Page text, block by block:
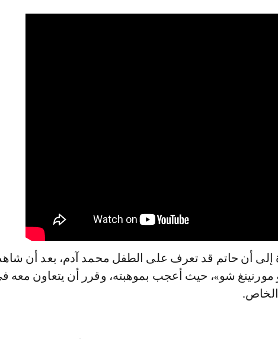
إلى أن حاتم قد تعرف على الطفل محمد آدم، بعد أن
مورنينغ شو»، حيث أعجب بموهبته، وقرر أن يتعاون معه
الخاص.